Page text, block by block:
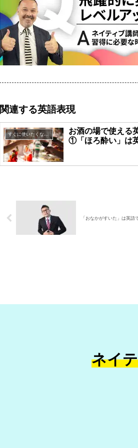
関連する英語表現
すぐに使いたくなる英語表現
お酒の場で使える
①「ほろ酔い」は
「おなかがすいた」は英語
ネイ